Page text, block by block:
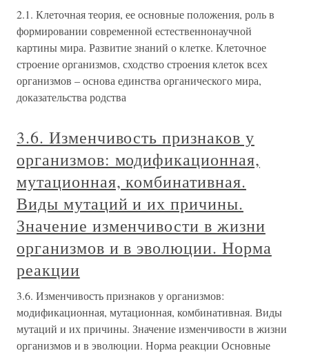
2.1. Клеточная теория, ее основные положения, роль в
формировании современной естественнонаучной
картины мира. Развитие знаний о клетке. Клеточное
строение организмов, сходство строения клеток всех
организмов – основа единства органического мира,
доказательства родства
3.6. Изменчивость признаков у
организмов: модификационная,
мутационная, комбинативная.
Виды мутаций и их причины.
Значение изменчивости в жизни
организмов и в эволюции. Норма
реакции
3.6. Изменчивость признаков у организмов:
модификационная, мутационная, комбинативная. Виды
мутаций и их причины. Значение изменчивости в жизни
организмов и в эволюции. Норма реакции Основные